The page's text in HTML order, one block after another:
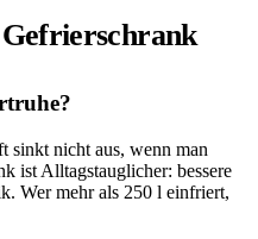
sinkt nicht aus, wenn man
ist Alltagstauglicher: bessere
Wer mehr als 250 l einfriert,